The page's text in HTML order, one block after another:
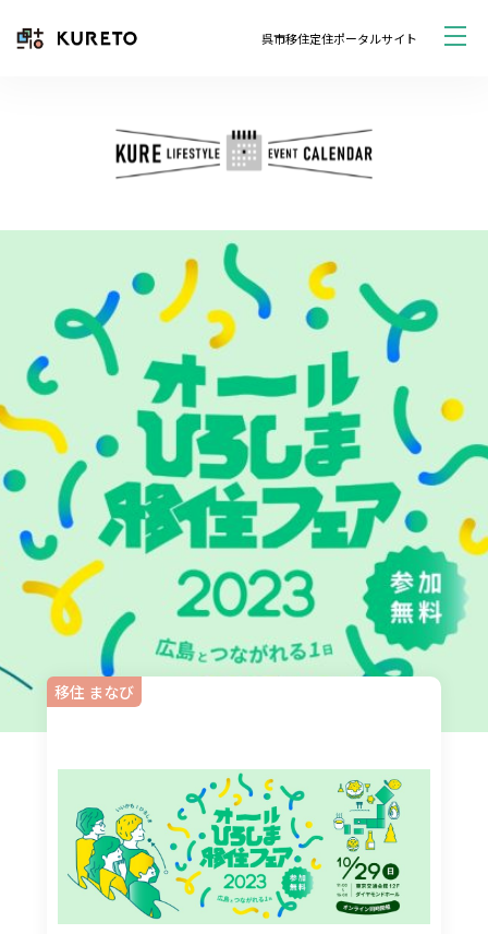
呉市移住定住ポータルサイト
移住 まなび